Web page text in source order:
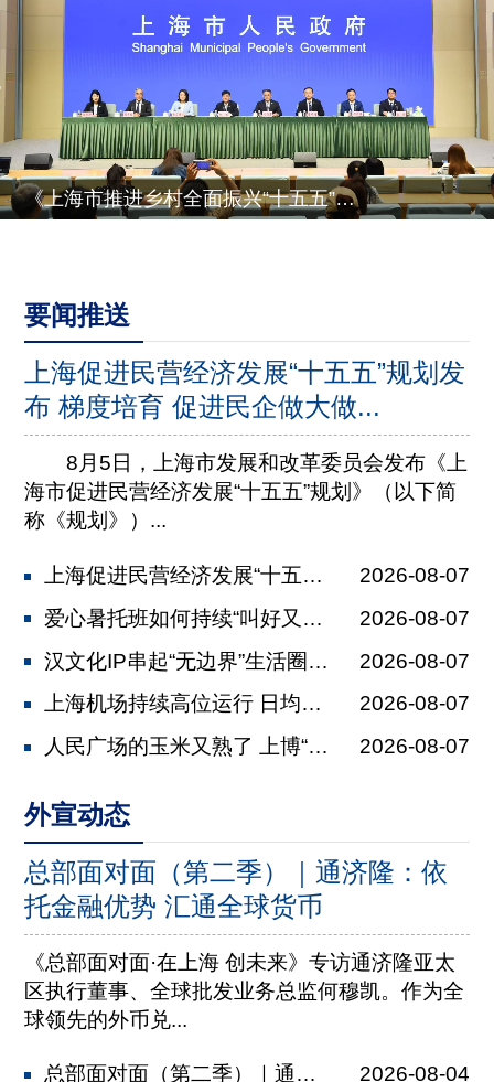
《上海市推进乡村全面振兴“十五五”规划》有关情况
要闻推送
上海促进民营经济发展“十五五”规划发
布 梯度培育 促进民企做大做...
8月5日，上海市发展和改革委员会发布《上
海市促进民营经济发展“十五五”规划》（以下简
称《规划》）...
上海促进民营经济发展“十五五”规划发...
2026-08-07
爱心暑托班如何持续“叫好又叫座” 全...
2026-08-07
汉文化IP串起“无边界”生活圈 马王...
2026-08-07
上海机场持续高位运行 日均保障航班2...
2026-08-07
人民广场的玉米又熟了 上博“美洲展”...
2026-08-07
外宣动态
总部面对面（第二季）｜通济隆：依
托金融优势 汇通全球货币
《总部面对面·在上海 创未来》专访通济隆亚太
区执行董事、全球批发业务总监何穆凯。作为全
球领先的外币兑...
总部面对面（第二季）｜通济隆：依托金...
2026-08-04